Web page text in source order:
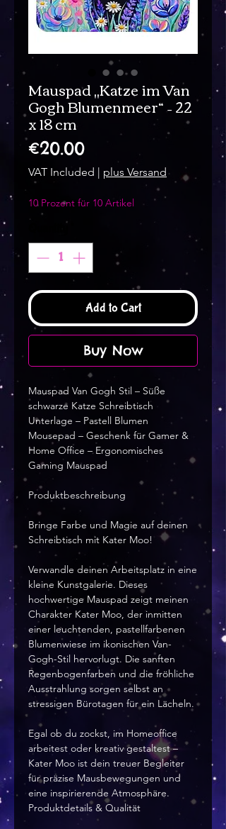
Mauspad „Katze im Van
Gogh Blumenmeer“ – 22
x 18 cm
€20.00Price
VAT Included | plus Versand
10 Prozent für 10 Artikel
Add to Cart
Buy Now
Mauspad Van Gogh Stil – Süße
schwarze Katze Schreibtisch
Unterlage – Pastell Blumen
Mousepad – Geschenk für Gamer &
Home Office – Ergonomisches
Gaming Mauspad
Produktbeschreibung
Bringe Farbe und Magie auf deinen
Schreibtisch mit Kater Moo!
Verwandle deinen Arbeitsplatz in eine
kleine Kunstgalerie. Dieses
hochwertige Mauspad zeigt meinen
Charakter Kater Moo, der inmitten
einer leuchtenden, pastellfarbenen
Blumenwiese im ikonischen Van-
Gogh-Stil hervorlugt. Die sanften
Regenbogenfarben und die fröhliche
Ausstrahlung sorgen selbst an
stressigen Bürotagen für ein Lächeln.
Egal ob du zockst, im Homeoffice
arbeitest oder kreativ gestaltest –
Kater Moo ist dein treuer Begleiter
für präzise Mausbewegungen und
eine inspirierende Atmosphäre.
Produktdetails & Qualität